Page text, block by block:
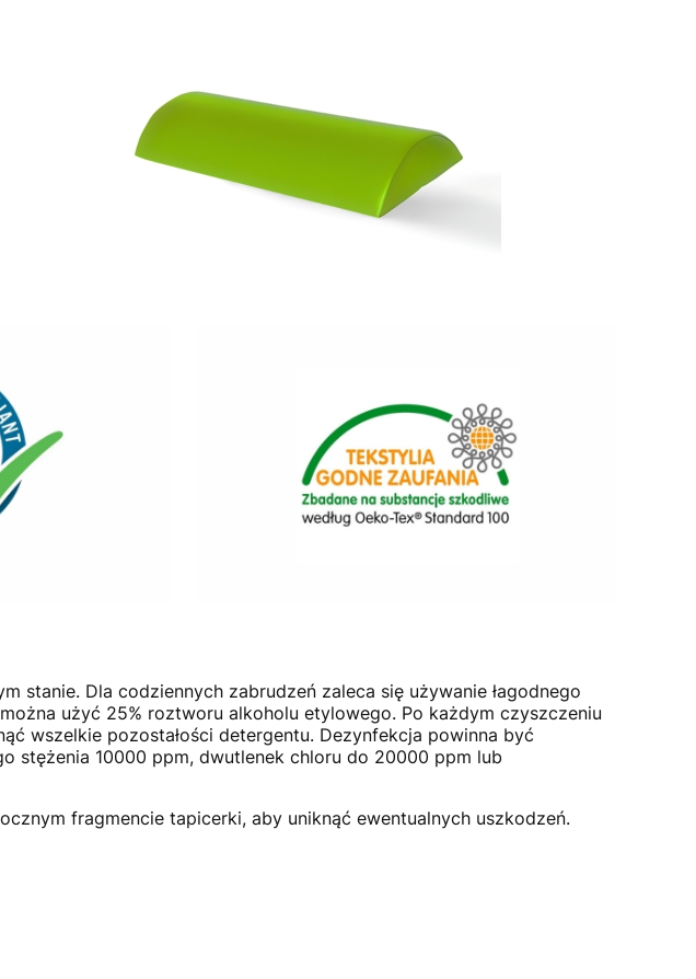
stanie. Dla codziennych zabrudzeń zaleca się używanie łagodnego
użyć 25% roztworu alkoholu etylowego. Po każdym czyszczeniu
wszelkie pozostałości detergentu. Dezynfekcja powinna być
stężenia 10000 ppm, dwutlenek chloru do 20000 ppm lub
fragmencie tapicerki, aby uniknąć ewentualnych uszkodzeń.